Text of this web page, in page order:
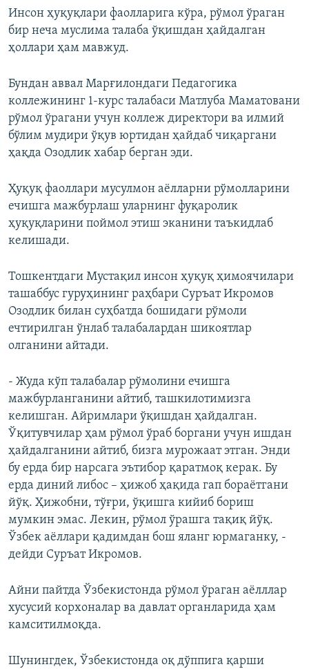
Инсон ҳуқуқлари фаолларига кўра, рўмол ўраган
бир неча муслима талаба ўқишдан ҳайдалган
ҳоллари ҳам мавжуд.
Бундан аввал Марғилондаги Педагогика
коллежининг 1-курс талабаси Матлуба Маматовани
рўмол ўрагани учун коллеж директори ва илмий
бўлим мудири ўқув юртидан ҳайдаб чиқаргани
ҳақда Озодлик хабар берган эди.
Ҳуқуқ фаоллари мусулмон аёлларни рўмолларини
ечишга мажбурлаш уларнинг фуқаролик
ҳуқуқларини поймол этиш эканини таъкидлаб
келишади.
Тошкентдаги Мустақил инсон ҳуқуқ ҳимоячилари
ташаббус гуруҳининг раҳбари Суръат Икромов
Озодлик билан суҳбатда бошидаги рўмоли
ечтирилган ўнлаб талабалардан шикоятлар
олганини айтади.
- Жуда кўп талабалар рўмолини ечишга
мажбурланганини айтиб, ташкилотимизга
келишган. Айримлари ўқишдан ҳайдалган.
Ўқитувчилар ҳам рўмол ўраб боргани учун ишдан
ҳайдалганини айтиб, бизга мурожаат этган. Энди
бу ерда бир нарсага эътибор қаратмоқ керак. Бу
ерда диний либос – ҳижоб ҳақида гап бораётгани
йўқ. Ҳижобни, тўғри, ўқишга кийиб бориш
мумкин эмас. Лекин, рўмол ўрашга тақиқ йўқ.
Ўзбек аёллари қадимдан бош яланг юрмаганку, -
дейди Суръат Икромов.
Айни пайтда Ўзбекистонда рўмол ўраган аёлллар
хусусий корхоналар ва давлат органларида ҳам
камситилмоқда.
Шунингдек, Ўзбекистонда оқ дўппига қарши